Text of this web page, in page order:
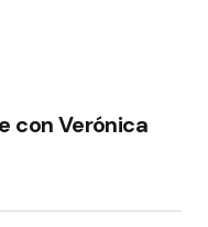
con Verónica